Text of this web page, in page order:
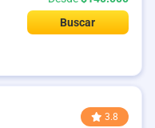
Buscar
3.8